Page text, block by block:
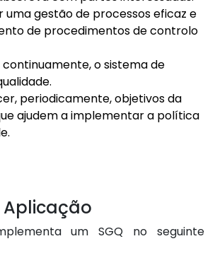
uma gestão de processos eficaz e
de procedimentos de controlo
continuamente, o sistema de
periodicamente, objetivos da
ajudem a implementar a política
um SGQ no seguinte